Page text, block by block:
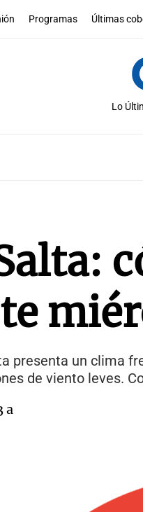
Programas Últimas
Lo
presenta un clima
de viento leves.
a